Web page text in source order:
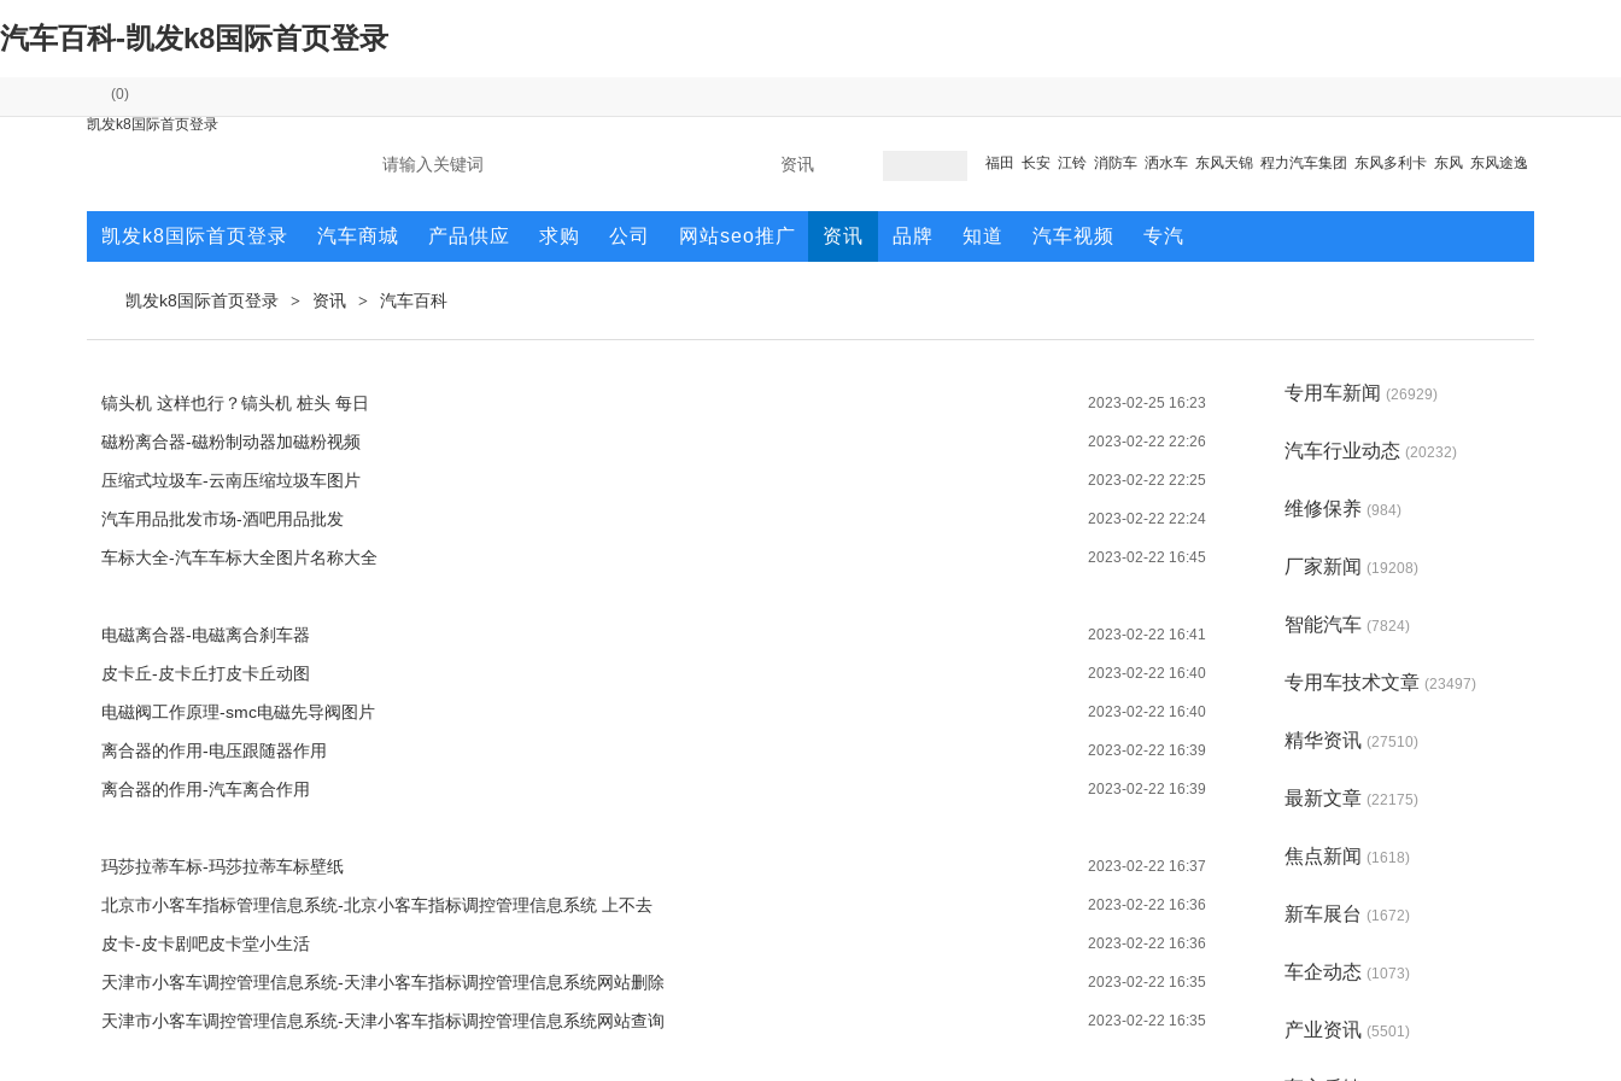
汽车百科-凯发k8国际首页登录
(0)
凯发k8国际首页登录
福田 长安 江铃 消防车 洒水车 东风天锦 程力汽车集团 东风多利卡 东风 东风途逸
凯发k8国际首页登录 汽车商城 产品供应 求购 公司 网站seo推广 资讯 品牌 知道 汽车视频 专汽
凯发k8国际首页登录 > 资讯 > 汽车百科
2023-02-25 16:23
镐头机 这样也行？镐头机 桩头 每日
2023-02-22 22:26
磁粉离合器-磁粉制动器加磁粉视频
2023-02-22 22:25
压缩式垃圾车-云南压缩垃圾车图片
2023-02-22 22:24
汽车用品批发市场-酒吧用品批发
2023-02-22 16:45
车标大全-汽车车标大全图片名称大全
2023-02-22 16:41
电磁离合器-电磁离合刹车器
2023-02-22 16:40
皮卡丘-皮卡丘打皮卡丘动图
2023-02-22 16:40
电磁阀工作原理-smc电磁先导阀图片
2023-02-22 16:39
离合器的作用-电压跟随器作用
2023-02-22 16:39
离合器的作用-汽车离合作用
2023-02-22 16:37
玛莎拉蒂车标-玛莎拉蒂车标壁纸
2023-02-22 16:36
北京市小客车指标管理信息系统-北京小客车指标调控管理信息系统 上不去
2023-02-22 16:36
皮卡-皮卡剧吧皮卡堂小生活
2023-02-22 16:35
天津市小客车调控管理信息系统-天津小客车指标调控管理信息系统网站删除
2023-02-22 16:35
天津市小客车调控管理信息系统-天津小客车指标调控管理信息系统网站查询
专用车新闻 (26929)
汽车行业动态 (20232)
维修保养 (984)
厂家新闻 (19208)
智能汽车 (7824)
专用车技术文章 (23497)
精华资讯 (27510)
最新文章 (22175)
焦点新闻 (1618)
新车展台 (1672)
车企动态 (1073)
产业资讯 (5501)